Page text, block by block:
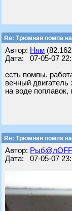
Re: Трюмная помпа
Автор: Ням
Дата: 07-05-07
есть помпы,
вечный двигатель
на воде поплавок,
Re: Трюмная помпа
Автор:
Дата: 07-05-07